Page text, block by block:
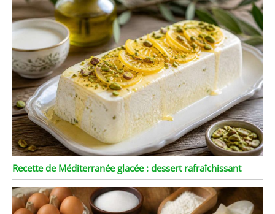
Recette de Méditerranée glacée : dessert rafraîchissant